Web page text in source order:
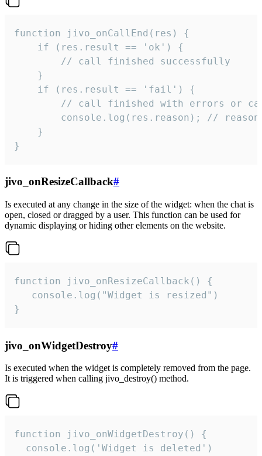
function jivo_onCallEnd(res) {
    if (res.result == 'ok') {
        // call finished successfully
    }
    if (res.result == 'fail') {
// call finished with errors or
console.log(res.reason); //
    }
}
jivo_onResizeCallback#
Is executed at any change in the size of the widget: when the chat is
open, closed or dragged by a user. This function can be used for
dynamic displaying or hiding other elements on the website.
function jivo_onResizeCallback() {
   console.log("Widget is resized")
}
jivo_onWidgetDestroy#
Is executed when the widget is completely removed from the page.
It is triggered when calling jivo_destroy() method.
function jivo_onWidgetDestroy() {
  console.log('Widget is deleted')